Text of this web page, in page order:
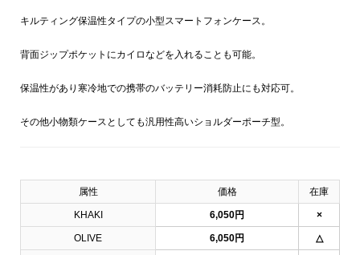
キルティング保温性タイプの小型スマートフォンケース。
背面ジップポケットにカイロなどを入れることも可能。
保温性があり寒冷地での携帯のバッテリー消耗防止にも対応可。
その他小物類ケースとしても汎用性高いショルダーポーチ型。
属性 価格 在庫
KHAKI 6,050円 ×
OLIVE 6,050円 △